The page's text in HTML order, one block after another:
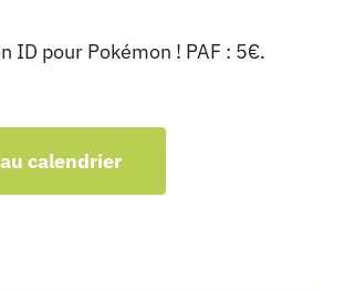
ID pour Pokémon ! PAF : 5€.
calendrier